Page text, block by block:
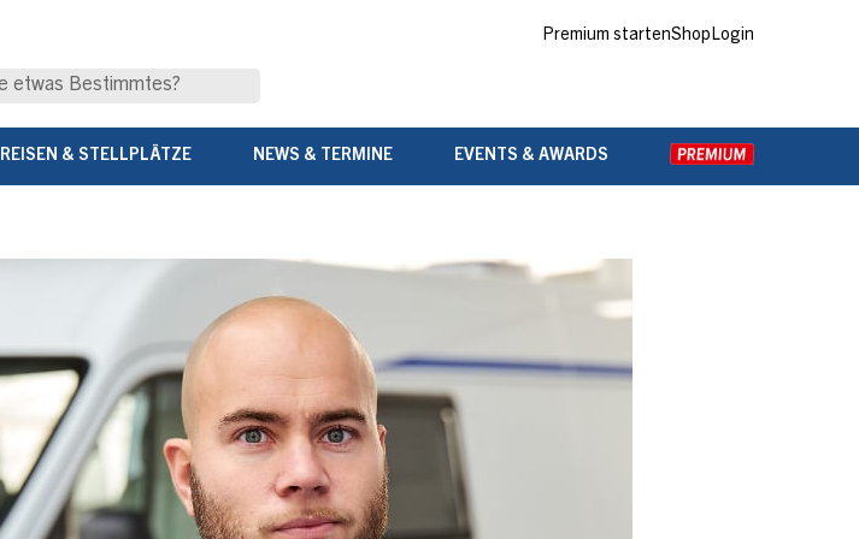
Premium startenShopLogin
REISEN & STELLPLÄTZE NEWS & TERMINE EVENTS & AWARDS